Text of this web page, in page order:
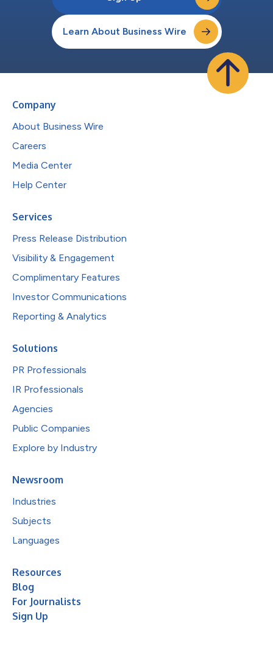
Learn About Business Wire
Company
About Business Wire
Careers
Media Center
Help Center
Services
Press Release Distribution
Visibility & Engagement
Complimentary Features
Investor Communications
Reporting & Analytics
Solutions
PR Professionals
IR Professionals
Agencies
Public Companies
Explore by Industry
Newsroom
Industries
Subjects
Languages
Resources
Blog
For Journalists
Sign Up